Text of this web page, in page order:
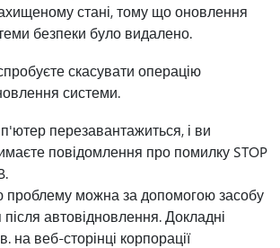
стані, тому що оновлення
безпеки було видалено.
скасувати операцію
системи.
перезавантажиться, і ви
повідомлення про помилку STOP
проблему можна за допомогою засобу
автовідновлення. Докладні
на веб-сторінці корпорації